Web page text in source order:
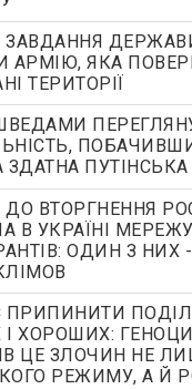
ЗАВДАННЯ
АРМІЮ, ЯКА
ТЕРИТОРІЇ
ЗДАТНА ПУТІНСЬКА
ВТОРГНЕННЯ
В УКРАЇНІ МЕРЕЖУ
ОДИН З НИХ
ПРИПИНИТИ
І ХОРОШИХ:
ЦЕ ЗЛОЧИН НЕ
РЕЖИМУ, А Й